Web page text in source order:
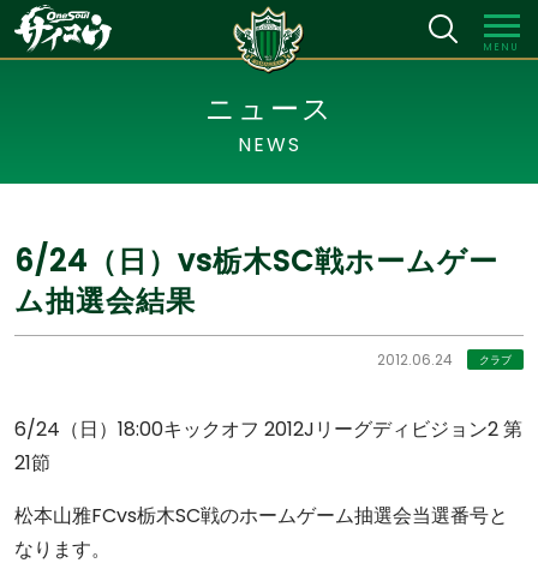
MENU
ニュース
NEWS
6/24（日）vs栃木SC戦ホームゲー
ム抽選会結果
2012.06.24 クラブ
6/24（日）18:00キックオフ 2012Jリーグディビジョン2 第
21節
松本山雅FCvs栃木SC戦のホームゲーム抽選会当選番号と
なります。